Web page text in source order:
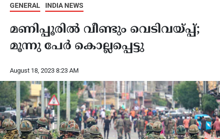
GENERAL INDIA NEWS
മണിപ്പൂരിൽ വീണ്ടും വെടിവയ്പ്പ്;
മൂന്നു പേർ കൊല്ലപ്പെട്ടു
August 18, 2023 8:23 AM